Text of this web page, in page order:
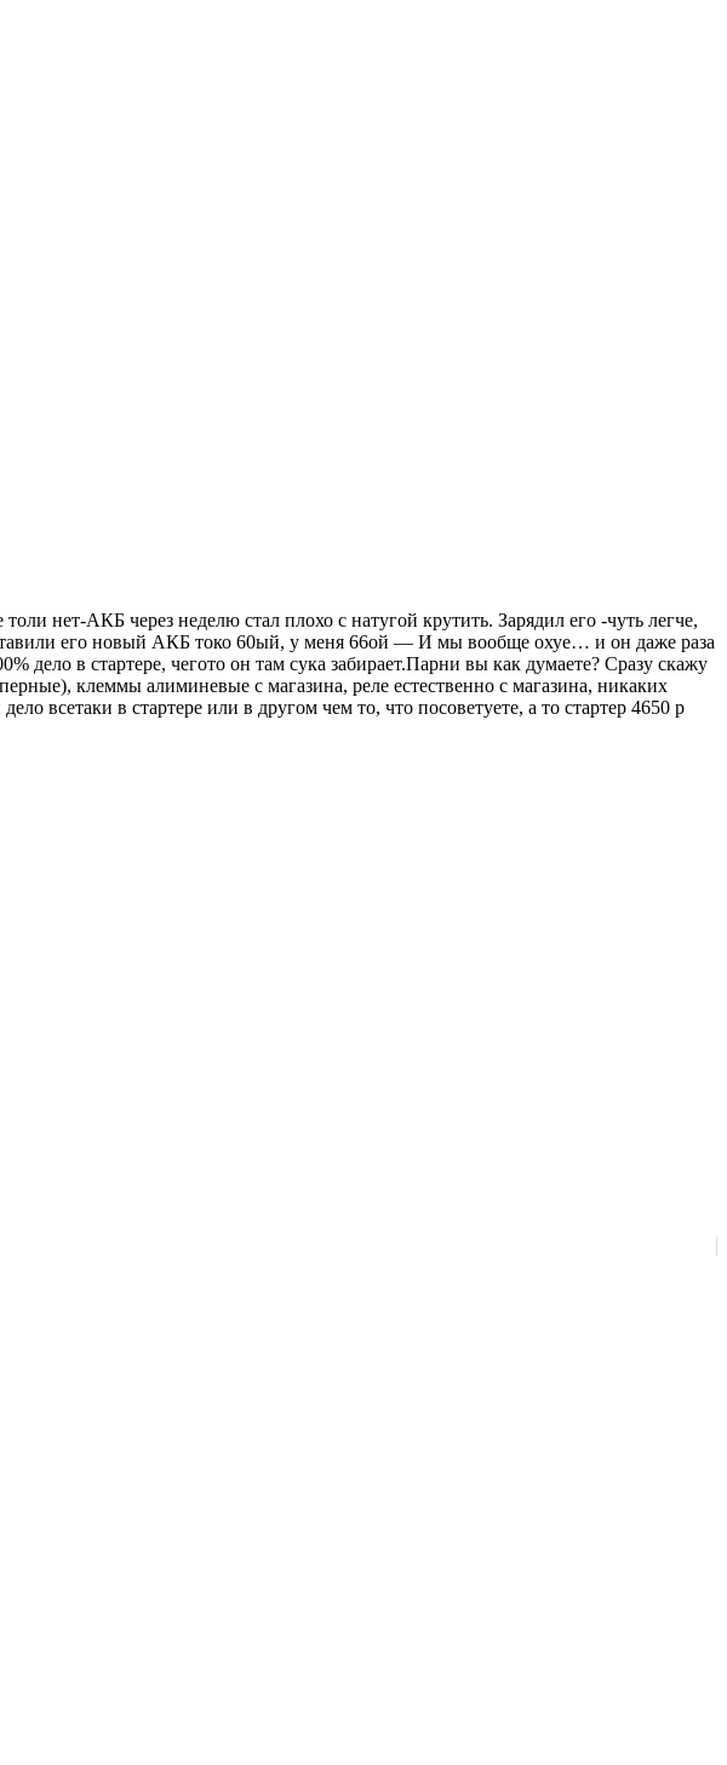
нет-АКБ через неделю стал плохо с натугой крутить. Зарядил его -чуть легче,
его новый АКБ токо 60ый, у меня 66ой — И мы вообще охуе… и он даже раза
дело в стартере, чегото он там сука забирает.Парни вы как думаете? Сразу скажу
клеммы алиминевые с магазина, реле естественно с магазина, никаких
всетаки в стартере или в другом чем то, что посоветуете, а то стартер 4650 р